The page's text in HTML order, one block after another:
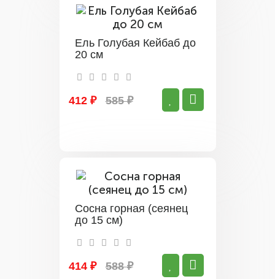
Ель Голубая Кейбаб до
20 см
412 ₽ 585 ₽
Сосна горная (сеянец
до 15 см)
414 ₽ 588 ₽